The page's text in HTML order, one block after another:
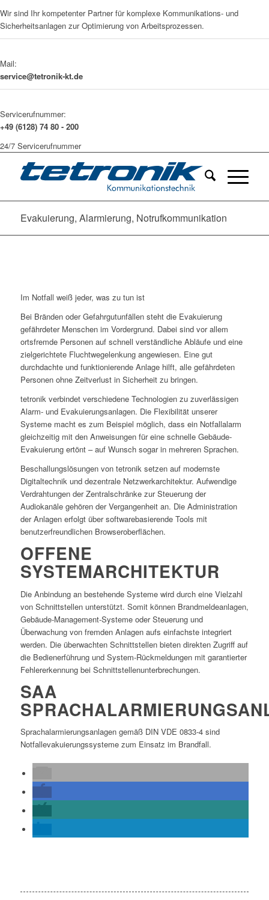
Wir sind Ihr kompetenter Partner für komplexe Kommunikations- und
Sicherheitsanlagen zur Optimierung von Arbeitsprozessen.
Mail:
service@tetronik-kt.de
Servicerufnummer:
+49 (6128) 74 80 - 200
24/7 Servicerufnummer
Evakuierung, Alarmierung, Notrufkommunikation
Im Notfall weiß jeder, was zu tun ist
Bei Bränden oder Gefahrgutunfällen steht die Evakuierung
gefährdeter Menschen im Vordergrund. Dabei sind vor allem
ortsfremde Personen auf schnell verständliche Abläufe und eine
zielgerichtete Fluchtwegelenkung angewiesen. Eine gut
durchdachte und funktionierende Anlage hilft, alle gefährdeten
Personen ohne Zeitverlust in Sicherheit zu bringen.
tetronik verbindet verschiedene Technologien zu zuverlässigen
Alarm- und Evakuierungsanlagen. Die Flexibilität unserer
Systeme macht es zum Beispiel möglich, dass ein Notfallalarm
gleichzeitig mit den Anweisungen für eine schnelle Gebäude-
Evakuierung ertönt – auf Wunsch sogar in mehreren Sprachen.
Beschallungslösungen von tetronik setzen auf modernste
Digitaltechnik und dezentrale Netzwerkarchitektur. Aufwendige
Verdrahtungen der Zentralschränke zur Steuerung der
Audiokanäle gehören der Vergangenheit an. Die Administration
der Anlagen erfolgt über softwarebasierende Tools mit
benutzerfreundlichen Browseroberflächen.
OFFENE
SYSTEMARCHITEKTUR
Die Anbindung an bestehende Systeme wird durch eine Vielzahl
von Schnittstellen unterstützt. Somit können Brandmeldeanlagen,
Gebäude-Management-Systeme oder Steuerung und
Überwachung von fremden Anlagen aufs einfachste integriert
werden. Die überwachten Schnittstellen bieten direkten Zugriff auf
die Bedienerführung und System-Rückmeldungen mit garantierter
Fehlererkennung bei Schnittstellenunterbrechungen.
SAA
Sprachalarmierungsanlagen gemäß DIN VDE 0833-4 sind
Notfallevakuierungssysteme zum Einsatz im Brandfall.